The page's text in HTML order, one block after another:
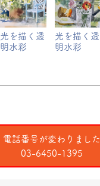
光を描く透
明水彩
光を描く透
明水彩
電話番号が変わりました
03-6450-1395